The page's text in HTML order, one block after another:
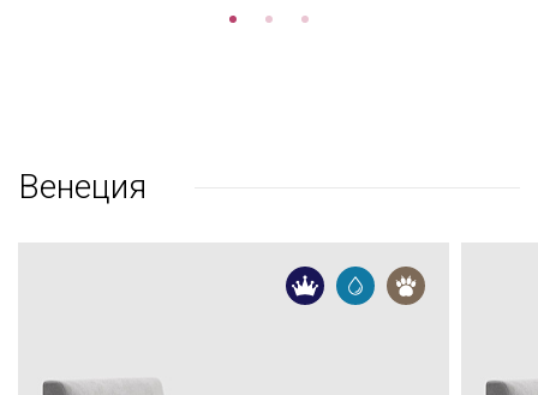
Венеция